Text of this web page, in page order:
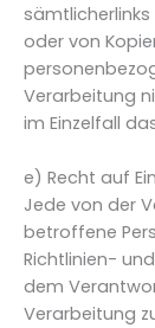
oder von
Verarbeitung
im Einzelfall
e) Recht auf
Jede von der
betroffene
Richtlinien-
dem
Verarbeitung